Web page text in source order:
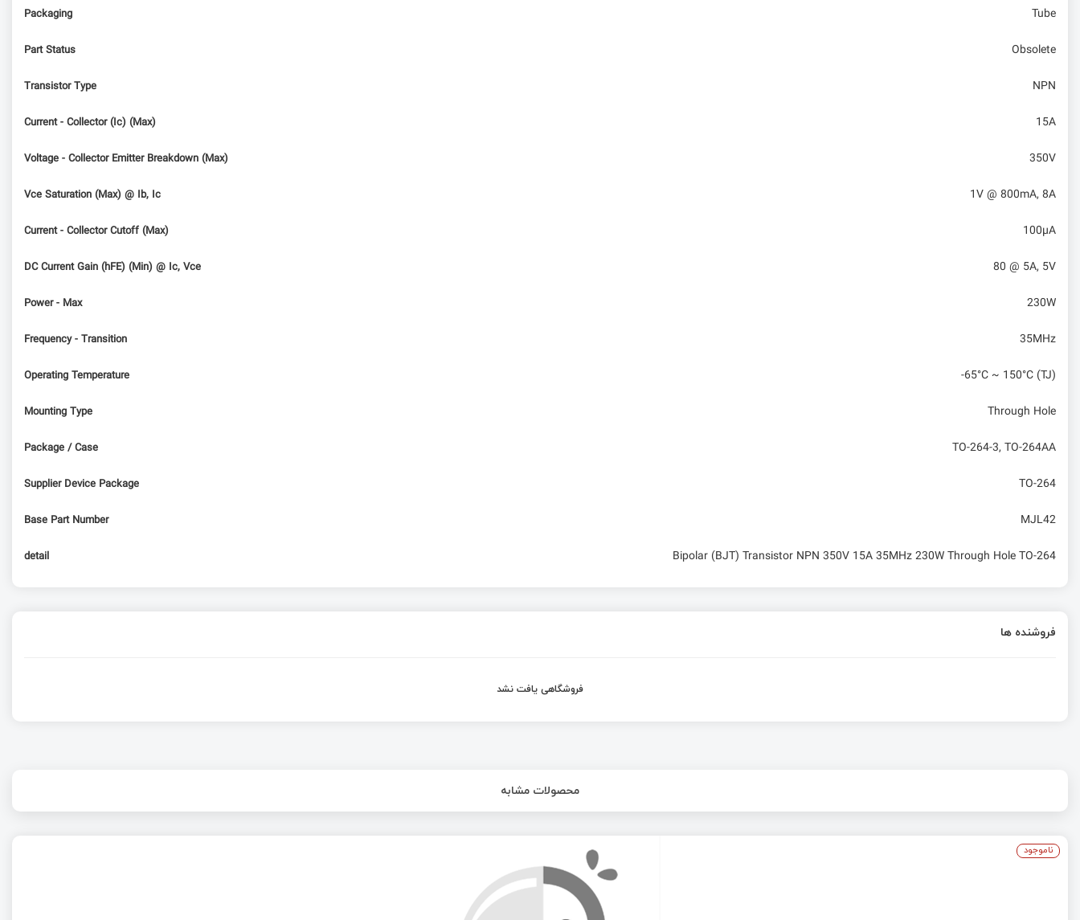
Packaging Tube
Part Status Obsolete
Transistor Type NPN
Current - Collector (Ic) (Max) 15A
Voltage - Collector Emitter Breakdown (Max) 350V
Vce Saturation (Max) @ Ib, Ic 1V @ 800mA, 8A
Current - Collector Cutoff (Max) 100µA
DC Current Gain (hFE) (Min) @ Ic, Vce 80 @ 5A, 5V
Power - Max 230W
Frequency - Transition 35MHz
Operating Temperature -65°C ~ 150°C (TJ)
Mounting Type Through Hole
Package / Case TO-264-3, TO-264AA
Supplier Device Package TO-264
Base Part Number MJL42
detail Bipolar (BJT) Transistor NPN 350V 15A 35MHz 230W Through Hole TO-264
فروشنده ها
فروشگاهی یافت نشد
محصولات مشابه
ناموجود